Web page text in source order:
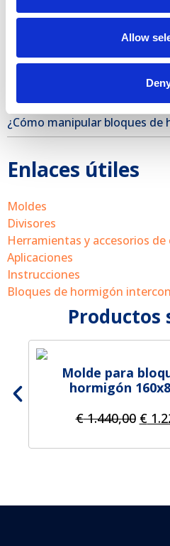
Allow
¿Puede proporcionarnos
materiales y recubrimientos
¿Cómo utilizar los moldes?
¿También proporcionan
¿Cómo manipular bloques de
Enlaces útiles
Moldes
Divisores
Herramientas y accesorios de
Aplicaciones
Instrucciones
Bloques de hormigón
Productos
Molde para
hormigón
€1.440,00 €